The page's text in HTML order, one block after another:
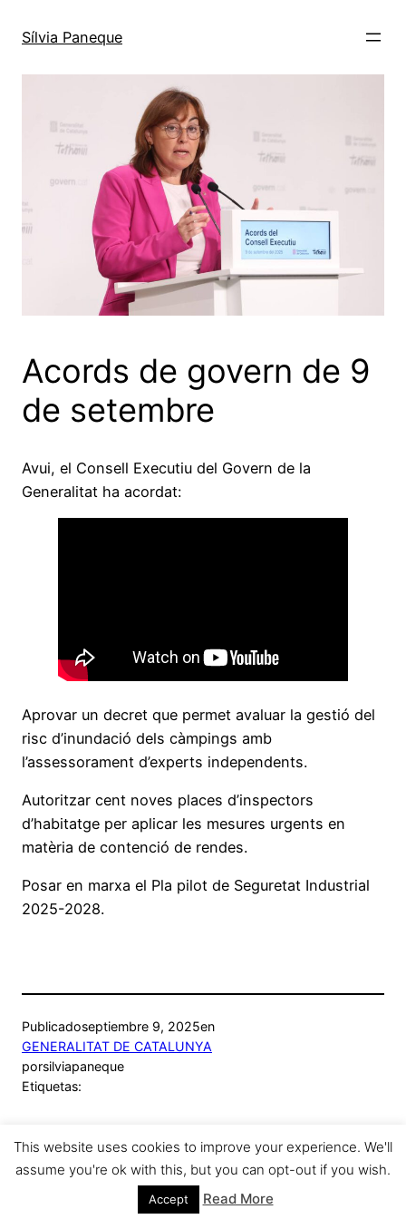
Sílvia Paneque
Acords de govern de 9
de setembre
Avui, el Consell Executiu del Govern de la
Generalitat ha acordat:
Aprovar un decret que permet avaluar la gestió del
risc d’inundació dels càmpings amb
l’assessorament d’experts independents.
Autoritzar cent noves places d’inspectors
d’habitatge per aplicar les mesures urgents en
matèria de contenció de rendes.
Posar en marxa el Pla pilot de Seguretat Industrial
2025-2028.
Publicadoseptiembre 9, 2025en
GENERALITAT DE CATALUNYA
porsilviapaneque
Etiquetas:
Funciona gracias a
This website uses cookies to improve your experience. We'll
assume you're ok with this, but you can opt-out if you wish.
Accept Read More